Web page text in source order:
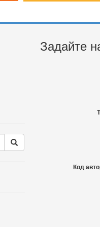
Задайте
Код